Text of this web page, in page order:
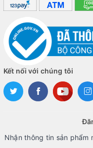
Kết nối với chúng tôi
Nhận thông tin sản phẩm